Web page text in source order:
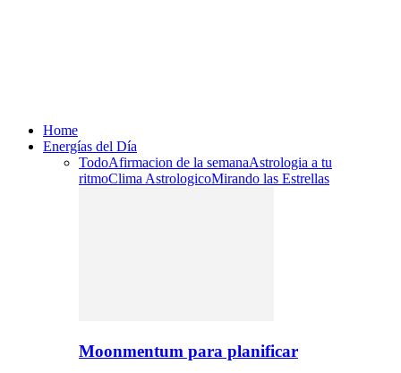
Home
Energías del Día
TodoAfirmacion de la semanaAstrologia a tu
ritmoClima AstrologicoMirando las Estrellas
Moonmentum para planificar